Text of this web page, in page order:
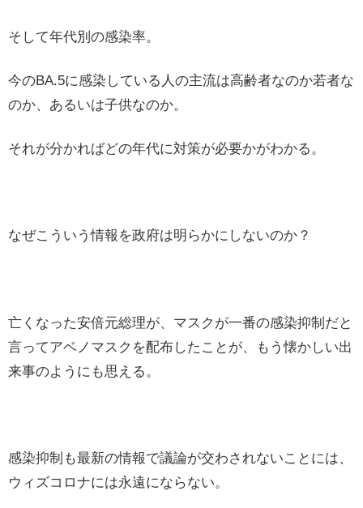
そして年代別の感染率。
今のBA.5に感染している人の主流は高齢者なのか若者な
のか、あるいは子供なのか。
それが分かればどの年代に対策が必要かがわかる。
なぜこういう情報を政府は明らかにしないのか？
亡くなった安倍元総理が、マスクが一番の感染抑制だと
言ってアベノマスクを配布したことが、もう懐かしい出
来事のようにも思える。
感染抑制も最新の情報で議論が交わされないことには、
ウィズコロナには永遠にならない。